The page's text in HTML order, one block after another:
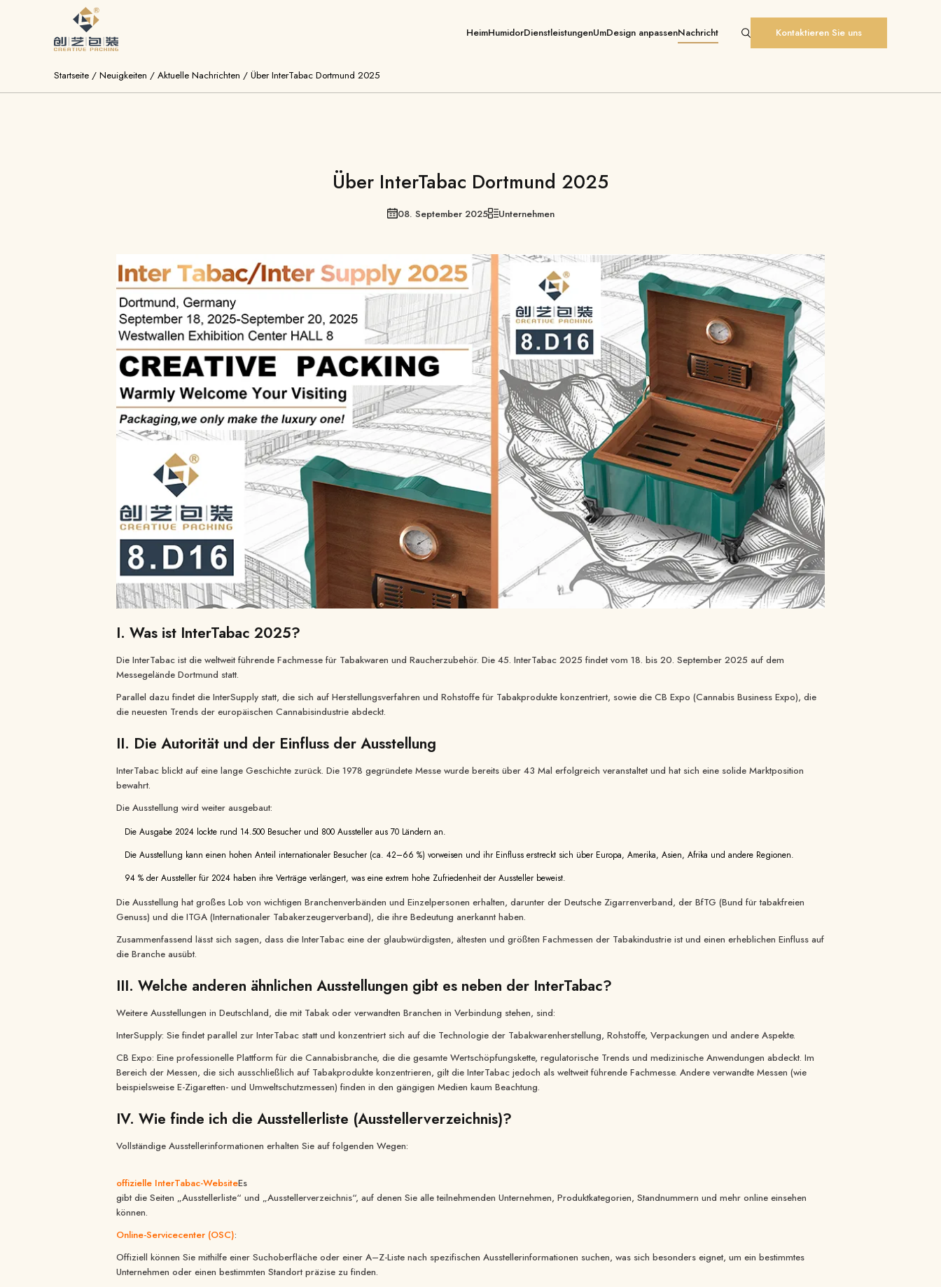
HeimHumidor
Zigarrenschrank
DienstleistungenUmDesign anpassenNachricht Kontaktieren Sie uns
Startseite / Neuigkeiten / Aktuelle Nachrichten / Über InterTabac Dortmund 2025
Über InterTabac Dortmund 2025
08. September 2025 Unternehmen
I. Was ist InterTabac 2025?
Die InterTabac ist die weltweit führende Fachmesse für Tabakwaren und Raucherzubehör. Die 45. InterTabac 2025 findet vom 18. bis 20. September 2025 auf dem
Messegelände Dortmund statt.
Parallel dazu findet die InterSupply statt, die sich auf Herstellungsverfahren und Rohstoffe für Tabakprodukte konzentriert, sowie die CB Expo (Cannabis Business Expo), die
die neuesten Trends der europäischen Cannabisindustrie abdeckt.
II. Die Autorität und der Einfluss der Ausstellung
InterTabac blickt auf eine lange Geschichte zurück. Die 1978 gegründete Messe wurde bereits über 43 Mal erfolgreich veranstaltet und hat sich eine solide Marktposition
bewahrt.
Die Ausstellung wird weiter ausgebaut:
Die Ausgabe 2024 lockte rund 14.500 Besucher und 800 Aussteller aus 70 Ländern an.
Die Ausstellung kann einen hohen Anteil internationaler Besucher (ca. 42–66 %) vorweisen und ihr Einfluss erstreckt sich über Europa, Amerika, Asien, Afrika und andere Regionen.
94 % der Aussteller für 2024 haben ihre Verträge verlängert, was eine extrem hohe Zufriedenheit der Aussteller beweist.
Die Ausstellung hat großes Lob von wichtigen Branchenverbänden und Einzelpersonen erhalten, darunter der Deutsche Zigarrenverband, der BfTG (Bund für tabakfreien
Genuss) und die ITGA (Internationaler Tabakerzeugerverband), die ihre Bedeutung anerkannt haben.
Zusammenfassend lässt sich sagen, dass die InterTabac eine der glaubwürdigsten, ältesten und größten Fachmessen der Tabakindustrie ist und einen erheblichen Einfluss auf
die Branche ausübt.
III. Welche anderen ähnlichen Ausstellungen gibt es neben der InterTabac?
Weitere Ausstellungen in Deutschland, die mit Tabak oder verwandten Branchen in Verbindung stehen, sind:
InterSupply: Sie findet parallel zur InterTabac statt und konzentriert sich auf die Technologie der Tabakwarenherstellung, Rohstoffe, Verpackungen und andere Aspekte.
CB Expo: Eine professionelle Plattform für die Cannabisbranche, die die gesamte Wertschöpfungskette, regulatorische Trends und medizinische Anwendungen abdeckt. Im
Bereich der Messen, die sich ausschließlich auf Tabakprodukte konzentrieren, gilt die InterTabac jedoch als weltweit führende Fachmesse. Andere verwandte Messen (wie
beispielsweise E-Zigaretten- und Umweltschutzmessen) finden in den gängigen Medien kaum Beachtung.
IV. Wie finde ich die Ausstellerliste (Ausstellerverzeichnis)?
Vollständige Ausstellerinformationen erhalten Sie auf folgenden Wegen:
offizielle InterTabac-WebsiteEs
gibt die Seiten „Ausstellerliste“ und „Ausstellerverzeichnis“, auf denen Sie alle teilnehmenden Unternehmen, Produktkategorien, Standnummern und mehr online einsehen
können.
Online-Servicecenter (OSC):
Offiziell können Sie mithilfe einer Suchoberfläche oder einer A–Z-Liste nach spezifischen Ausstellerinformationen suchen, was sich besonders eignet, um ein bestimmtes
Unternehmen oder einen bestimmten Standort präzise zu finden.